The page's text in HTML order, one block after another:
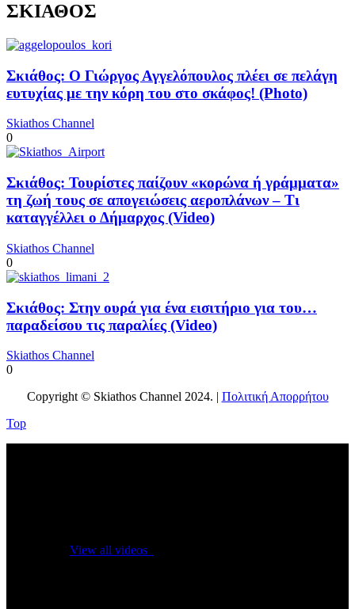
ΣΚΙΑΘΟΣ
Σκιάθος: Ο Γιώργος Αγγελόπουλος πλέει σε πελάγη
ευτυχίας με την κόρη του στο σκάφος! (Photo)
Skiathos Channel
0
Σκιάθος: Τουρίστες παίζουν «κορώνα ή γράμματα»
τη ζωή τους σε απογειώσεις αεροπλάνων – Τι
καταγγέλλει ο Δήμαρχος (Video)
Skiathos Channel
0
Σκιάθος: Στην ουρά για ένα εισιτήριο για του…
παραδείσου τις παραλίες (Video)
Skiathos Channel
0
Copyright © Skiathos Channel 2024. | Πολιτική Απορρήτου
Top
View all videos